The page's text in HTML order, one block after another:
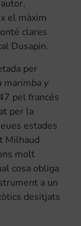
el màxim
clares
Dusapin.
per
marimba y
pel francés
per la
estades
Milhaud
molt
cosa obliga
a un
desitjats